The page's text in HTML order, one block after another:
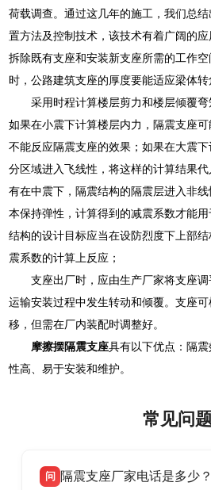
荷载调查。通过这几年的施工，我们总
置方法及控制技术，该技术有着广阔的
拆除既有支座和安装新支座所需的工作
时，公路建筑支座的厚度要能适应梁体转
采用时程计算楼层剪力和楼层倾覆弯
如果在小震下计算楼层内力，隔震支座可
不能反应隔震支座的效果；如果在大震
分区域进入飞线性，将这样的计算结果
有在中震下，隔震结构的隔震层进入非
本保持弹性，计算得到的减震系数才能
结构的设计目标应当在设防烈度下上部
震系数的计算上反应；
支座出厂时，应由生产厂家将支座
运输安装过程中发生转动和倾覆。支座
移，但需在厂内装配时调整好。
摩擦摆隔震支座具有以下优点：隔
性高、易于安装和维护。
常见问
问 隔震支座厂家电话是多少？